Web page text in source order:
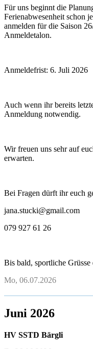
Für uns beginnt die
Ferienabwesenheit schon
anmelden für die Saison
Anmeldetalon.
Anmeldefrist: 6. Juli 2026
Auch wenn ihr bereits
Anmeldung notwendig.
Wir freuen uns sehr auf
erwarten.
Bei Fragen dürft ihr euch
jana.stucki@gmail.com
079 927 61 26
Bis bald, sportliche Grüsse
Mo, 06.07.2026
Juni 2026
HV SSTD Bärgli